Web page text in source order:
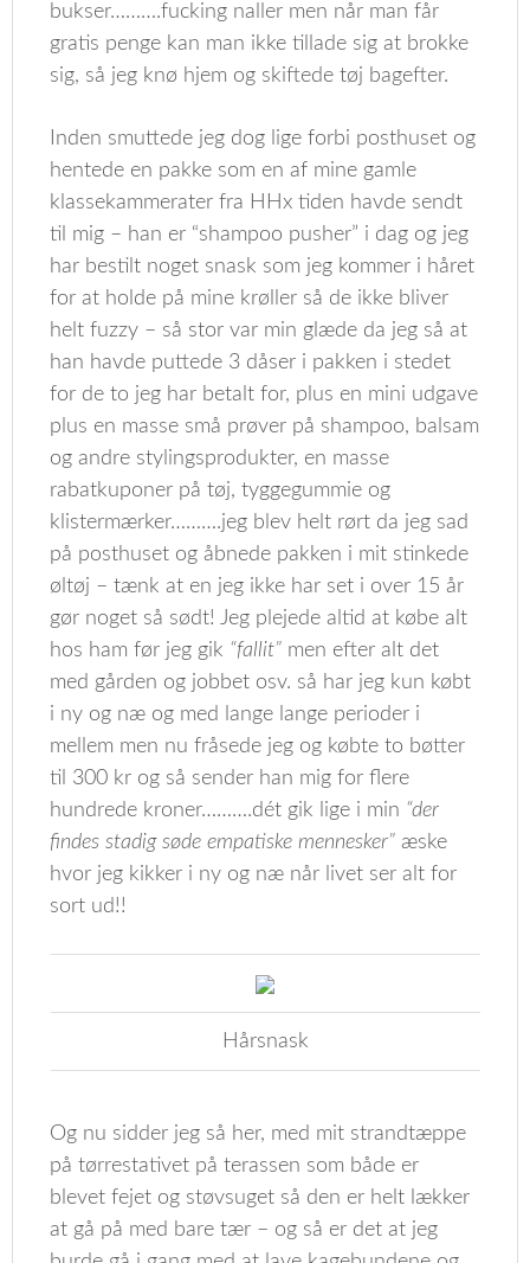
bukser……….fucking naller men når man får
gratis penge kan man ikke tillade sig at brokke
sig, så jeg knø hjem og skiftede tøj bagefter.
Inden smuttede jeg dog lige forbi posthuset og
hentede en pakke som en af mine gamle
klassekammerater fra HHx tiden havde sendt
til mig – han er “shampoo pusher” i dag og jeg
har bestilt noget snask som jeg kommer i håret
for at holde på mine krøller så de ikke bliver
helt fuzzy – så stor var min glæde da jeg så at
han havde puttede 3 dåser i pakken i stedet
for de to jeg har betalt for, plus en mini udgave
plus en masse små prøver på shampoo, balsam
og andre stylingsprodukter, en masse
rabatkuponer på tøj, tyggegummie og
klistermærker……….jeg blev helt rørt da jeg sad
på posthuset og åbnede pakken i mit stinkede
øltøj – tænk at en jeg ikke har set i over 15 år
gør noget så sødt! Jeg plejede altid at købe alt
hos ham før jeg gik “fallit” men efter alt det
med gården og jobbet osv. så har jeg kun købt
i ny og næ og med lange lange perioder i
mellem men nu fråsede jeg og købte to bøtter
til 300 kr og så sender han mig for flere
hundrede kroner……….dét gik lige i min “der
findes stadig søde empatiske mennesker” æske
hvor jeg kikker i ny og næ når livet ser alt for
sort ud!!
Hårsnask
Og nu sidder jeg så her, med mit strandtæppe
på tørrestativet på terassen som både er
blevet fejet og støvsuget så den er helt lækker
at gå på med bare tær – og så er det at jeg